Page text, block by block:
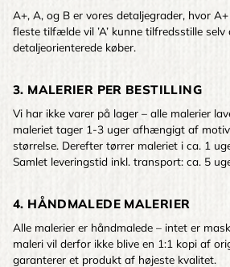
A+, A, og B er vores detaljegrader, hvor
fleste tilfælde vil ’A’ kunne tilfredsstille selv
detaljeorienterede køber.
3. MALERIER PER BESTILLING
Vi har ikke varer på lager – alle malerier
maleriet tager 1-3 uger afhængigt af
størrelse. Derefter tørrer maleriet i ca. 1
Samlet leveringstid inkl. transport: ca. 5
4. HÅNDMALEDE MALERIER
Alle malerier er håndmalede – intet er
maleri vil derfor ikke blive en 1:1 kopi af
garanterer et produkt af højeste kvalitet.